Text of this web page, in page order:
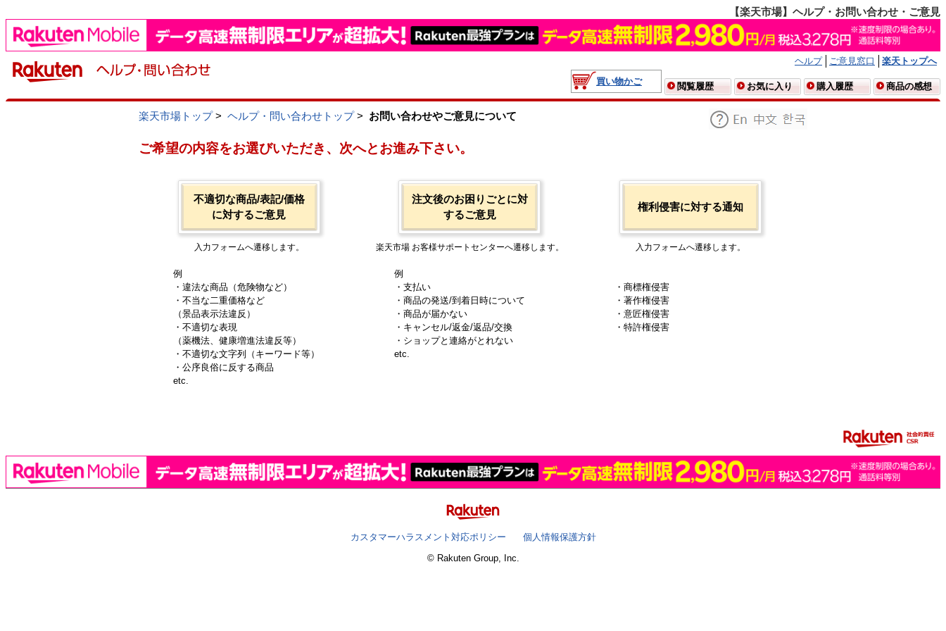
【楽天市場】ヘルプ・お問い合わせ・ご意見
ヘルプ ご意見窓口
楽天トップへ
買い物かご
閲覧履歴 お気に入り 購入履歴 商品の感想
楽天市場トップ> ヘルプ・問い合わせトップ> お問い合わせやご意見について
ご希望の内容をお選びいただき、次へとお進み下さい。
不適切な商品/表記/価格
に対するご意見
入力フォームへ遷移します。
例
・違法な商品（危険物など）
・不当な二重価格など
（景品表示法違反）
・不適切な表現
（薬機法、健康増進法違反等）
・不適切な文字列（キーワード等）
・公序良俗に反する商品
etc.
注文後のお困りごとに対
するご意見
楽天市場 お客様サポートセンターへ遷移します。
例
・支払い
・商品の発送/到着日時について
・商品が届かない
・キャンセル/返金/返品/交換
・ショップと連絡がとれない
etc.
権利侵害に対する通知
入力フォームへ遷移します。
・商標権侵害
・著作権侵害
・意匠権侵害
・特許権侵害
カスタマーハラスメント対応ポリシー
個人情報保護方針
© Rakuten Group, Inc.